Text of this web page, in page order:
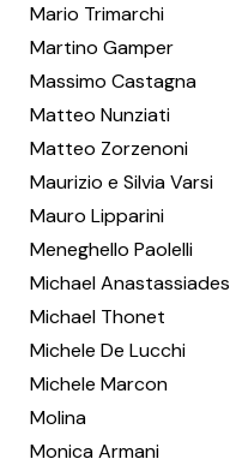
Mario Trimarchi
Martino Gamper
Massimo Castagna
Matteo Nunziati
Matteo Zorzenoni
Maurizio e Silvia Varsi
Mauro Lipparini
Meneghello Paolelli
Michael Anastassiades
Michael Thonet
Michele De Lucchi
Michele Marcon
Molina
Monica Armani